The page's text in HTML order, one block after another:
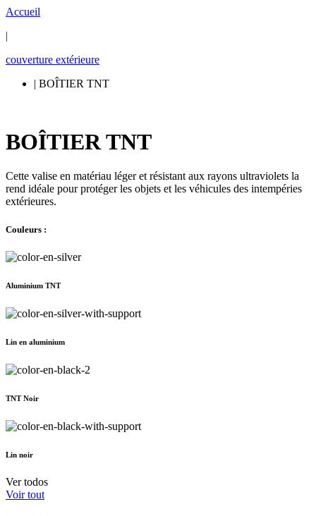
Accueil
|
couverture extérieure
| BOÎTIER TNT
BOÎTIER TNT
Cette valise en matériau léger et résistant aux rayons ultraviolets la
rend idéale pour protéger les objets et les véhicules des intempéries
extérieures.
Couleurs :
Aluminium TNT
Lin en aluminium
TNT Noir
Lin noir
Ver todos
Voir tout